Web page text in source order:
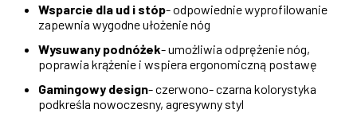
Wsparcie dla ud i stóp- odpowiednie wyprofilowanie
zapewnia wygodne ułożenie nóg
Wysuwany podnóżek- umożliwia odprężenie nóg,
poprawia krążenie i wspiera ergonomiczną postawę
Gamingowy design- czerwono- czarna kolorystyka
podkreśla nowoczesny, agresywny styl